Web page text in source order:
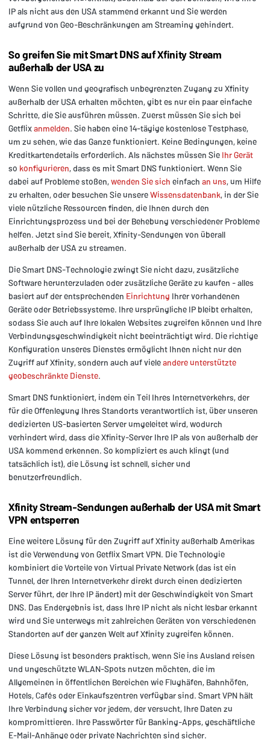
IP als nicht aus den USA stammend erkannt und Sie werden
aufgrund von Geo-Beschränkungen am Streaming gehindert.
So greifen Sie mit Smart DNS auf Xfinity Stream
außerhalb der USA zu
Wenn Sie vollen und geografisch unbegrenzten Zugang zu Xfinity
außerhalb der USA erhalten möchten, gibt es nur ein paar einfache
Schritte, die Sie ausführen müssen. Zuerst müssen Sie sich bei
Getflixanmelden. Sie haben eine 14-tägige kostenlose Testphase,
um zu sehen, wie das Ganze funktioniert. Keine Bedingungen, keine
Kreditkartendetails erforderlich. Als nächstes müssen Sie Ihr Gerät
so konfigurieren, dass es mit Smart DNS funktioniert. Wenn Sie
dabei auf Probleme stoßen,wenden Sie sich einfach an uns, um Hilfe
zu erhalten, oder besuchen Sie unsereWissensdatenbank, in der Sie
viele nützliche Ressourcen finden, die Ihnen durch den
Einrichtungsprozess und bei der Behebung verschiedener Probleme
helfen. Jetzt sind Sie bereit, Xfinity-Sendungen von überall
außerhalb der USA zu streamen.
Die Smart DNS-Technologie zwingt Sie nicht dazu, zusätzliche
Software herunterzuladen oder zusätzliche Geräte zu kaufen - alles
basiert auf der entsprechenden Einrichtung Ihrer vorhandenen
Geräte oder Betriebssysteme. Ihre ursprüngliche IP bleibt erhalten,
sodass Sie auch auf Ihre lokalen Websites zugreifen können und Ihre
Verbindungsgeschwindigkeit nicht beeinträchtigt wird. Die richtige
Konfiguration unseres Dienstes ermöglicht Ihnen nicht nur den
Zugriff auf Xfinity, sondern auch auf vieleandere unterstützte
geobeschränkte Dienste.
Smart DNS funktioniert, indem ein Teil Ihres Internetverkehrs, der
für die Offenlegung Ihres Standorts verantwortlich ist, über unseren
dedizierten US-basierten Server umgeleitet wird, wodurch
verhindert wird, dass die Xfinity-Server Ihre IP als von außerhalb der
USA kommend erkennen. So kompliziert es auch klingt (und
tatsächlich ist), die Lösung ist schnell, sicher und
benutzerfreundlich.
Xfinity Stream-Sendungen außerhalb der USA mit Smart
VPN entsperren
Eine weitere Lösung für den Zugriff auf Xfinity außerhalb Amerikas
ist die Verwendung von Getflix Smart VPN. Die Technologie
kombiniert die Vorteile von Virtual Private Network (das ist ein
Tunnel, der Ihren Internetverkehr direkt durch einen dedizierten
Server führt, der Ihre IP ändert) mit der Geschwindigkeit von Smart
DNS. Das Endergebnis ist, dass Ihre IP nicht als nicht lesbar erkannt
wird und Sie unterwegs mit zahlreichen Geräten von verschiedenen
Standorten auf der ganzen Welt auf Xfinity zugreifen können.
Diese Lösung ist besonders praktisch, wenn Sie ins Ausland reisen
und ungeschützte WLAN-Spots nutzen möchten, die im
Allgemeinen in öffentlichen Bereichen wie Flughäfen, Bahnhöfen,
Hotels, Cafés oder Einkaufszentren verfügbar sind. Smart VPN hält
Ihre Verbindung sicher vor jedem, der versucht, Ihre Daten zu
kompromittieren. Ihre Passwörter für Banking-Apps, geschäftliche
E-Mail-Anhänge oder private Nachrichten sind sicher.